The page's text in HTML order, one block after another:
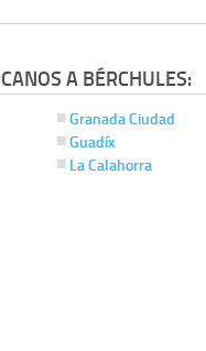
A BÉRCHULES:
Granada Ciudad
Guadíx
La Calahorra